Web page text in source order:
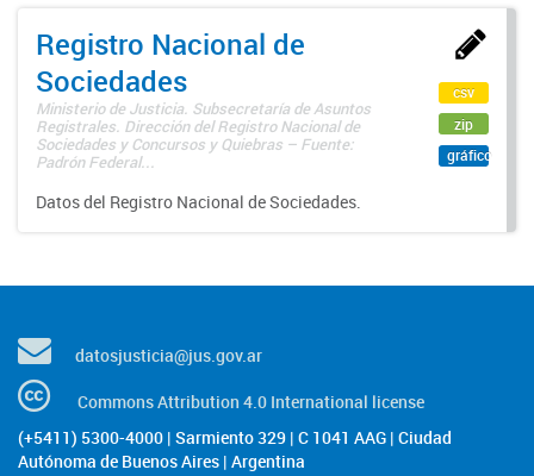
Registro Nacional de
Sociedades
Ministerio de Justicia. Subsecretaría de Asuntos
Registrales. Dirección del Registro Nacional de
Sociedades y Concursos y Quiebras – Fuente:
Padrón Federal...
Datos del Registro Nacional de Sociedades.
csv
zip
gráfico
datosjusticia@jus.gov.ar
Commons Attribution 4.0 International license
(+5411) 5300-4000 | Sarmiento 329 | C 1041 AAG | Ciudad
Autónoma de Buenos Aires | Argentina